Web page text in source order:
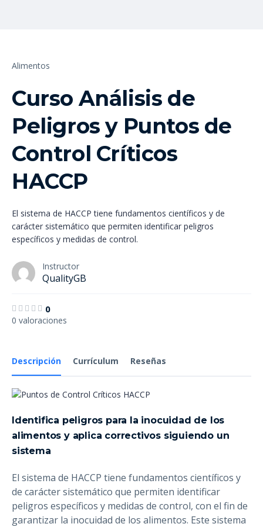
Alimentos
Curso Análisis de
Peligros y Puntos de
Control Críticos
HACCP
El sistema de HACCP tiene fundamentos científicos y de
carácter sistemático que permiten identificar peligros
específicos y medidas de control.
Instructor
QualityGB
0
0 valoraciones
Descripción Currículum Reseñas
Identifica peligros para la inocuidad de los
alimentos y aplica correctivos siguiendo un
sistema
El sistema de HACCP tiene fundamentos científicos y
de carácter sistemático que permiten identificar
peligros específicos y medidas de control, con el fin de
garantizar la inocuidad de los alimentos. Este sistema